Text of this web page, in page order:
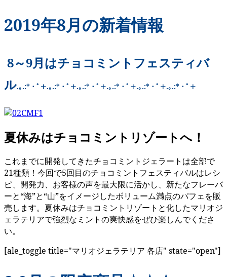
2019年8月の新着情報
8～9月はチョコミントフェスティバ
ル.｡.:*・ﾟ＋.｡.:*・ﾟ＋.｡.:*・ﾟ＋.｡.:*・ﾟ＋.｡.:*・ﾟ＋.｡.:*・ﾟ＋
夏休みはチョコミントリゾートへ！
これまでに開発してきたチョコミントジェラートは全部で
21種類！今回で5回目のチョコミントフェスティバルはレシ
ピ、開発力、お客様の声を最大限に活かし、新たなフレーバ
ーと“海”と“山”をイメージしたボリューム満点のパフェを販
売します。夏休みはチョコミントリゾートと化したマリオジ
ェラテリアで強烈なミントの爽快感をぜひ楽しんでくださ
い。
[ale_toggle title="マリオジェラテリア 各店" state="open"]